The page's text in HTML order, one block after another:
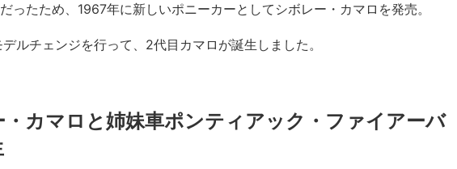
ったため、1967年に新しいポニーカーとしてシボレー・カマロを発売。
ルチェンジを行って、2代目カマロが誕生しました。
・カマロと姉妹車ポンティアック・ファイアーバ